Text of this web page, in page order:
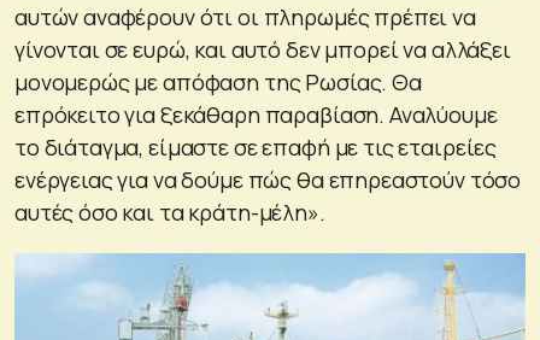
αυτών αναφέρουν ότι οι πληρωμές πρέπει να
γίνονται σε ευρώ, και αυτό δεν μπορεί να αλλάξει
μονομερώς με απόφαση της Ρωσίας. Θα
επρόκειτο για ξεκάθαρη παραβίαση. Αναλύουμε
το διάταγμα, είμαστε σε επαφή με τις εταιρείες
ενέργειας για να δούμε πώς θα επηρεαστούν τόσο
αυτές όσο και τα κράτη-μέλη».